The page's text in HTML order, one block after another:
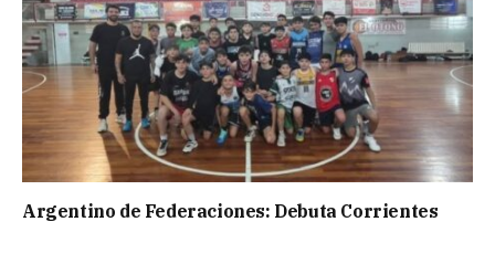
Argentino de Federaciones: Debuta Corrientes